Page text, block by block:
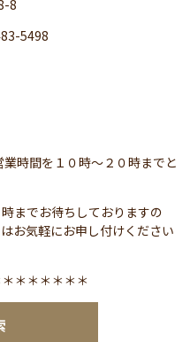
8
5498
時間を１０時～２０時までと
までお待ちしておりますの
お気軽にお申し付けください
＊＊＊＊＊＊